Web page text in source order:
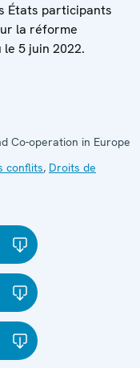
États participants
la réforme
5 juin 2022.
Co-operation in Europe
conflits, Droits de